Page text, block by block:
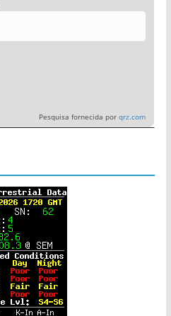
Pesquisa fornecida por qrz.com